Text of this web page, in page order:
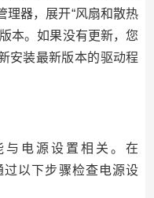
理器，展开“风扇和散热
本。如果没有更新，您
安装最新版本的驱动程
电源设置相关。在
以下步骤检查电源设